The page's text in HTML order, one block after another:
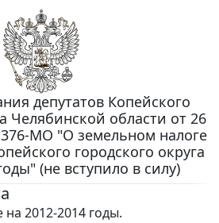
депутатов Копейского
Челябинской области от 26
376-МО "О земельном налоге
городского округа
(не вступило в силу)
2012-2014 годы.